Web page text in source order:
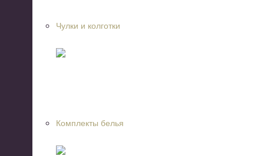
Чулки и колготки
Комплекты белья